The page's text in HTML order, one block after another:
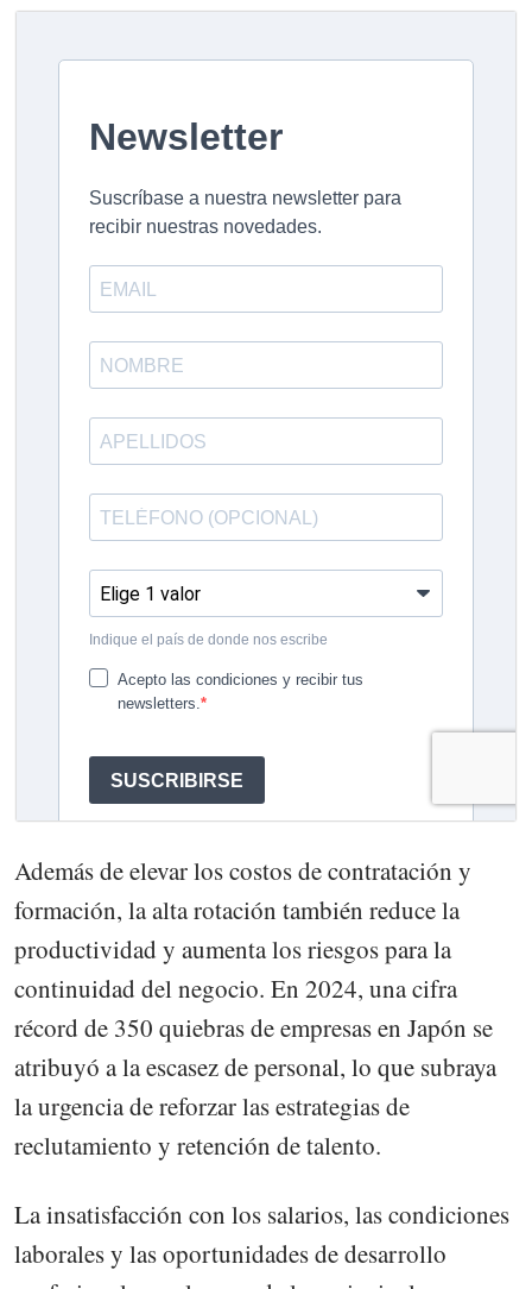
Además de elevar los costos de contratación y
formación, la alta rotación también reduce la
productividad y aumenta los riesgos para la
continuidad del negocio. En 2024, una cifra
récord de 350 quiebras de empresas en Japón se
atribuyó a la escasez de personal, lo que subraya
la urgencia de reforzar las estrategias de
reclutamiento y retención de talento.
La insatisfacción con los salarios, las condiciones
laborales y las oportunidades de desarrollo